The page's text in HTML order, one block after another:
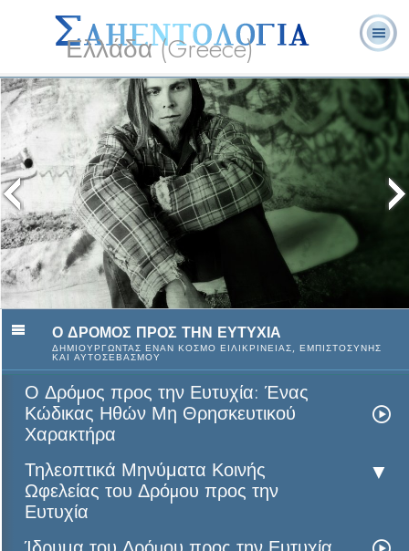
Ελλάδα (Greece)
Λ. Ρον
Χάμπαρντ
Τι είναι η
Σαηεντολογία;
Εθελοντές
Λειτουργοί
Συχνές Ερωτήσεις
και Απαντήσεις
Βιβλία
Ο ΔΡΟΜΟΣ ΠΡΟΣ ΤΗΝ ΕΥΤΥΧΙΑ
ΔΗΜΙΟΥΡΓΩΝΤΑΣ ΕΝΑΝ ΚΟΣΜΟ ΕΙΛΙΚΡΙΝΕΙΑΣ, ΕΜΠΙΣΤΟΣΥΝΗΣ
ΚΑΙ ΑΥΤΟΣΕΒΑΣΜΟΥ
Ο Δρόµος προς την Ευτυχία: Ένας
Κώδικας Ηθών Μη Θρησκευτικού
Χαρακτήρα
Τηλεοπτικά Μηνύματα Κοινής
Ωφελείας του Δρόµου προς την
Ευτυχία